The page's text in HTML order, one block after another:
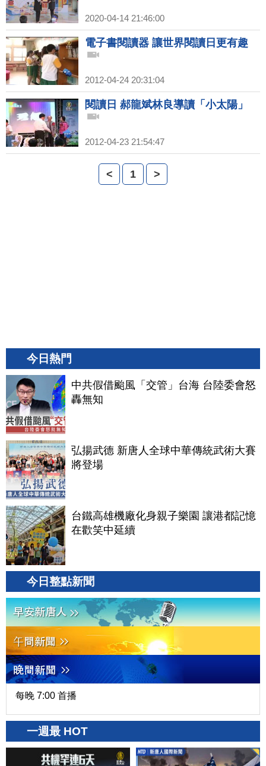
2020-04-14 21:46:00
電子書閱讀器 讓世界閱讀日更有趣
2012-04-24 20:31:04
閱讀日 郝龍斌林良導讀「小太陽」
2012-04-23 21:54:47
< 1 >
今日熱門
中共假借颱風「交管」台海 台陸委會怒
轟無知
弘揚武德 新唐人全球中華傳統武術大賽
將登場
台鐵高雄機廠化身親子樂園 讓港都記憶
在歡笑中延續
今日整點新聞
每晚 7:00 首播
一週最 HOT